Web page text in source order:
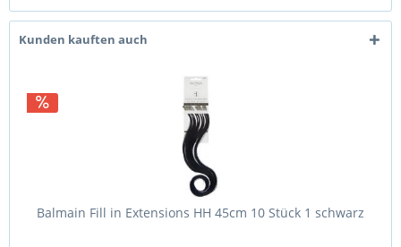
Kunden kauften auch
Balmain Fill in Extensions HH 45cm 10 Stück 1 schwarz